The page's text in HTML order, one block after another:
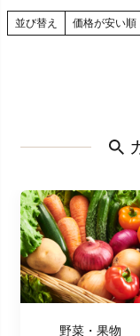
並び替え 価格が安い順
野菜・果物